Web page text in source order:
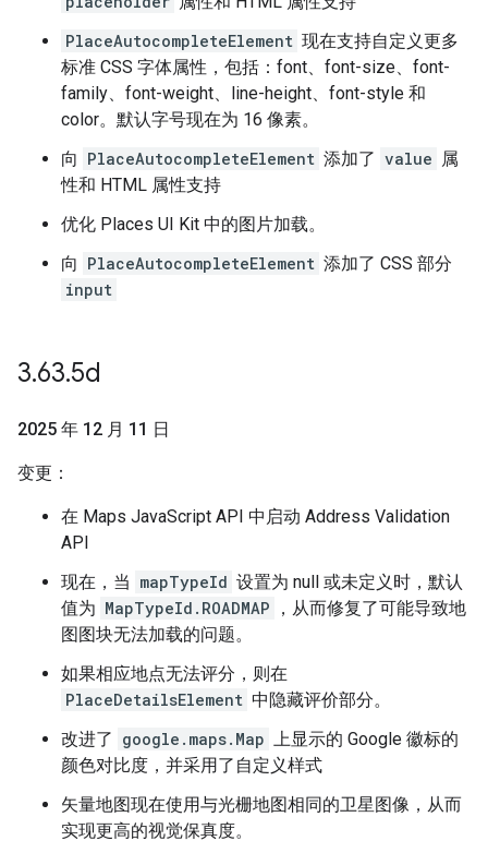
PlaceAutocompleteElement 现在支持自定义更多
标准 CSS 字体属性，包括：font、font-size、font-
family、font-weight、line-height、font-style 和
color。默认字号现在为 16 像素。
向 PlaceAutocompleteElement 添加了 value 属
性和 HTML 属性支持
优化 Places UI Kit 中的图片加载。
向 PlaceAutocompleteElement 添加了 CSS 部分
input
3.63.5d
2025 年 12 月 11 日
变更：
在 Maps JavaScript API 中启动 Address Validation
API
现在，当 mapTypeId 设置为 null 或未定义时，默认
值为 MapTypeId.ROADMAP
，从而修复了可能导致地
图图块无法加载的问题。
如果相应地点无法评分，则在
PlaceDetailsElement 中隐藏评价部分。
改进了 google.maps.Map 上显示的 Google 徽标的
颜色对比度，并采用了自定义样式
矢量地图现在使用与光栅地图相同的卫星图像，从而
实现更高的视觉保真度。